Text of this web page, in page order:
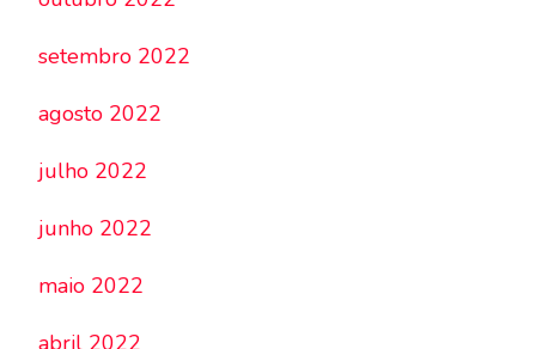
setembro 2022
agosto 2022
julho 2022
junho 2022
maio 2022